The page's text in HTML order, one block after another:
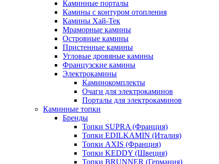
Каминные порталы
Камины с контуром отопления
Камины Хай-Тек
Мраморные камины
Островные камины
Пристенные камины
Угловые дровяные камины
Французские камины
Электрокамины
Каминокомплекты
Очаги для электрокаминов
Порталы для электрокаминов
Каминные топки
Бренды
Топки SUPRA (Франция)
Топки EDILKAMIN (Италия)
Топки AXIS (Франция)
Топки KEDDY (Швеция)
Топки BRUNNER (Германия)